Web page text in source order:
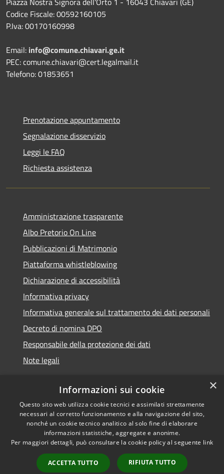
Codice Fiscale: 00592160105
P.Iva: 00170160998
Email: info@comune.chiavari.ge.it
PEC: comune.chiavari@cert.legalmail.it
Telefono: 01853651
Prenotazione appuntamento
Segnalazione disservizio
Leggi le FAQ
Richiesta assistenza
Amministrazione trasparente
Albo Pretorio On Line
Pubblicazioni di Matrimonio
Piattaforma whistleblowing
Dichiarazione di accessibilità
Informativa privacy
Informativa generale sul trattamento dei dati personali
Decreto di nomina DPO
Responsabile della protezione dei dati
Note legali
RSS
Accessibilità
Cookie
Mappa del sito
Piano di miglioramento
© 2021 - 2026 Comune di
Chiavari -Area Riservata
×
Informazioni sui cookie
Questo sito web utilizza cookie tecnici e assimilati strettamente
necessari al corretto funzionamento e alla navigazione del sito,
nonché un cookie tecnico analitico al solo fine di elaborare
informazioni statistiche, aggregate e anonime.
Per maggiori dettagli, può consultare la cookie policy al seguente link
ACCETTA TUTTO RIFIUTA TUTTO